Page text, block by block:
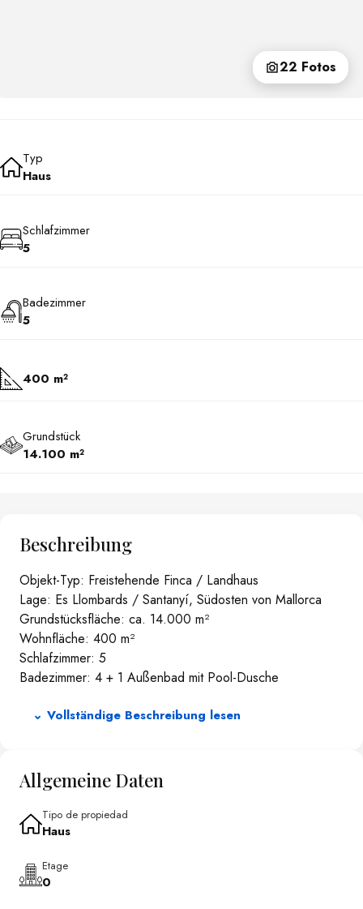
22 Fotos
Typ
Haus
Schlafzimmer
5
Badezimmer
5
400 m²
Grundstück
14.100 m²
Beschreibung
Objekt-Typ: Freistehende Finca / Landhaus
Lage: Es Llombards / Santanyí, Südosten von Mallorca
Grundstücksfläche: ca. 14.000 m²
Wohnfläche: 400 m²
Schlafzimmer: 5
Badezimmer: 4 + 1 Außenbad mit Pool-Dusche
Baujahr: 2009 (Hervorragender, gepflegter Zustand)
Diese charmante Finca, idyllisch gelegen zwischen den
charmanten Ortschaften Es Llombards und Santanyí,
verbindet die traditionelle Essenz der mallorquinischen
Architektur perfekt mit modernem Wohnkomfort. Das im
exzellenten Pflegezustand und bietet eine seltene
Besonderheit: Eine vollumfängliche, unbefristete Lizenz zur
⌄ Vollständige Beschreibung lesen
Allgemeine Daten
Tipo de propiedad
Haus
Etage
0